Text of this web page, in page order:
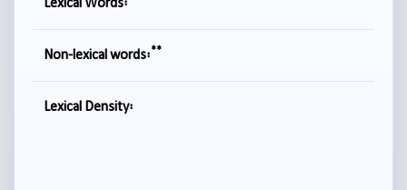
Lexical Words:
Non-lexical words:**
Lexical Density: